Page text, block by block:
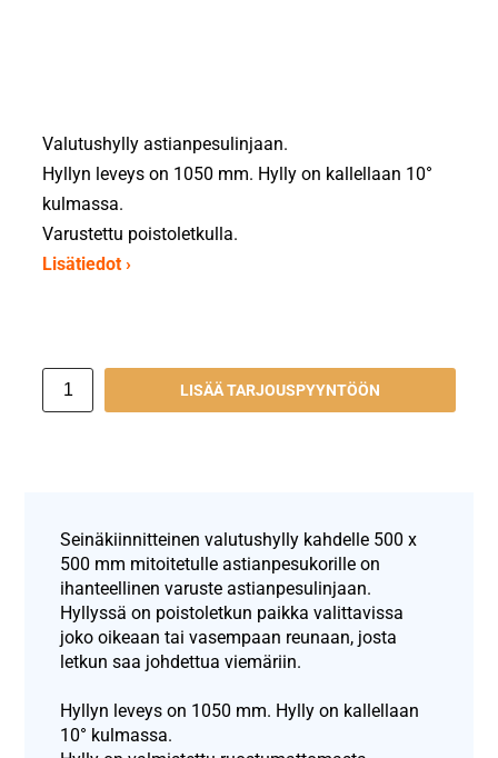
Valutushylly astianpesulinjaan.
Hyllyn leveys on 1050 mm. Hylly on kallellaan 10°
kulmassa.
Varustettu poistoletkulla.
Lisätiedot ›
LISÄÄ TARJOUSPYYNTÖÖN
Seinäkiinnitteinen valutushylly kahdelle 500 x
500 mm mitoitetulle astianpesukorille on
ihanteellinen varuste astianpesulinjaan.
Hyllyssä on poistoletkun paikka valittavissa
joko oikeaan tai vasempaan reunaan, josta
letkun saa johdettua viemäriin.
Hyllyn leveys on 1050 mm. Hylly on kallellaan
10° kulmassa.